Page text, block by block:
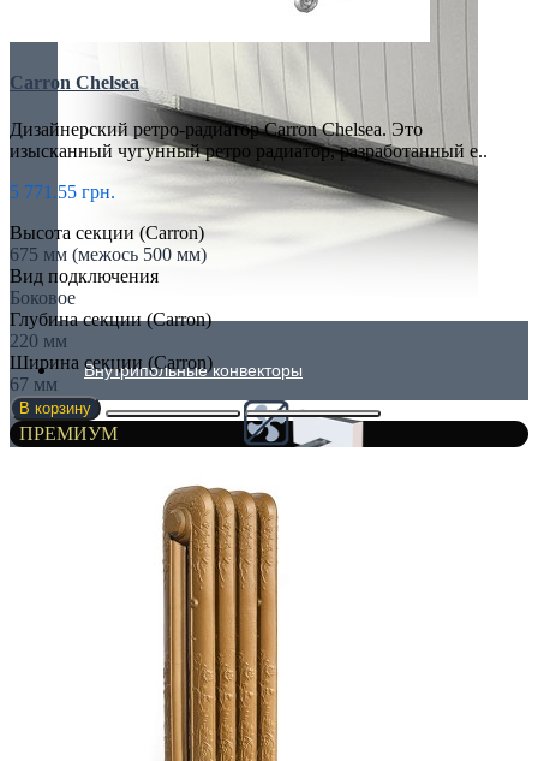
Внутрипольные конвекторы
Без вентилятора
Климаконвекторы
Carron Chelsea
Дизайнерский ретро-радиатор Carron Chelsea. Это
изысканный чугунный ретро радиатор, разработанный е..
5 771.55 грн.
Высота секции (Carron)
675 мм (межось 500 мм)
Вид подключения
Боковое
Глубина секции (Carron)
220 мм
Ширина секции (Carron)
67 мм
В корзину
ПРЕМИУМ